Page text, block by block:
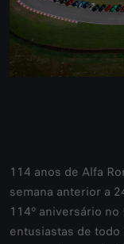
114 anos de Alfa
semana anterior a
114º aniversário
entusiastas de